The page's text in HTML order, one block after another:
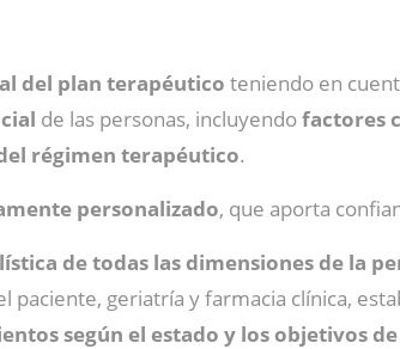
del plan terapéutico teniendo en
de las personas, incluyendofactores
régimen terapéutico.
personalizado, que aporta
de todas las dimensiones de la
paciente, geriatría y farmacia clínica,
según el estado y los objetivos